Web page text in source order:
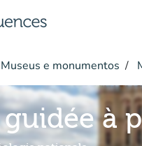
Museus e monumentos
à